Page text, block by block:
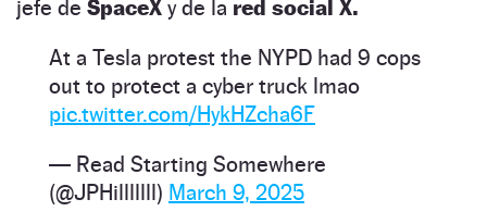
jefe de SpaceX y de la red social X.
At a Tesla protest the NYPD had 9 cops
out to protect a cyber truck lmao
pic.twitter.com/HykHZcha6F
— Read Starting Somewhere
(@JPHilllllll) March 9, 2025